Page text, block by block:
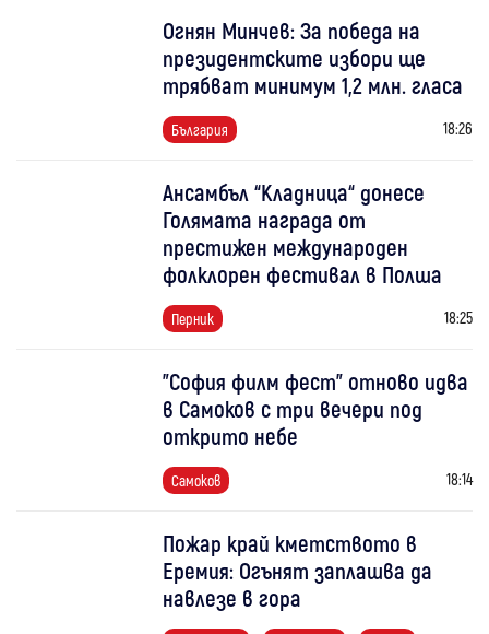
Огнян Минчев: За победа на
президентските избори ще
трябват минимум 1,2 млн. гласа
България 18:26
Ансамбъл “Кладница“ донесе
Голямата награда от
престижен международен
фолклорен фестивал в Полша
Перник 18:25
"София филм фест" отново идва
в Самоков с три вечери под
открито небе
Самоков 18:14
Пожар край кметството в
Еремия: Огънят заплашва да
навлезе в гора